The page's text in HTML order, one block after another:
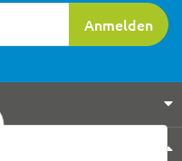
Anmelden